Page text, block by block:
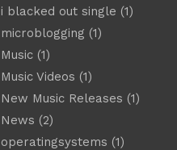
i blacked out single (1)
microblogging (1)
Music(1)
Music Videos (1)
New Music Releases (1)
News (2)
operatingsystems (1)